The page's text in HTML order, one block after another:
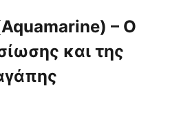
– Ο
και της